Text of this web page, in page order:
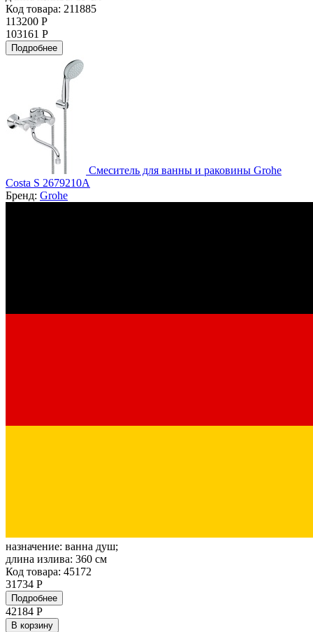
Код товара: 211885
113200 Р
103161 Р
Подробнее
Смеситель для ванны и раковины Grohe
Costa S 2679210A
Бренд: Grohe
назначение: ванна душ;
длина излива: 360 см
Код товара: 45172
31734 Р
Подробнее
42184 Р
В корзину